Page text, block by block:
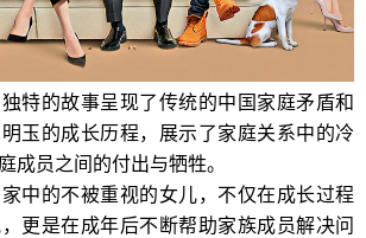
独特的故事呈现了传统的中国家庭矛盾和
玉的成长历程，展示了家庭关系中的冷
成员之间的付出与牺牲。
中的不被重视的女儿，不仅在成长过程
更是在成年后不断帮助家族成员解决问